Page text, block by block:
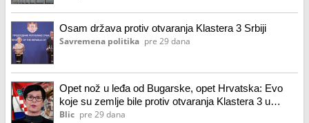
Osam država protiv otvaranja Klastera 3 Srbiji
Savremena politika pre 29 dana
Opet nož u leđa od Bugarske, opet Hrvatska: Evo
koje su zemlje bile protiv otvaranja Klastera 3 u
pregovorima EU sa Srbijom
Blic pre 29 dana